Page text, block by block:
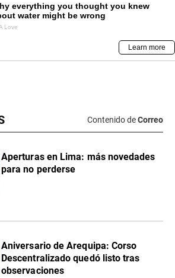
Contenido deCorreo
Aperturas en Lima: más novedades
para no perderse
Aniversario de Arequipa: Corso
Descentralizado quedó listo tras
observaciones